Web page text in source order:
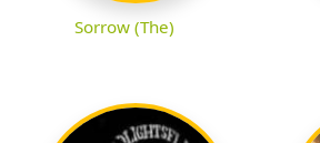
Sorrow (The)